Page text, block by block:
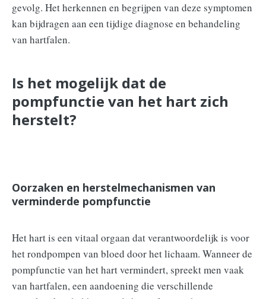
gevolg. Het herkennen en begrijpen van deze symptomen
kan bijdragen aan een tijdige diagnose en behandeling
van hartfalen.
Is het mogelijk dat de
pompfunctie van het hart zich
herstelt?
Oorzaken en herstelmechanismen van
verminderde pompfunctie
Het hart is een vitaal orgaan dat verantwoordelijk is voor
het rondpompen van bloed door het lichaam. Wanneer de
pompfunctie van het hart vermindert, spreekt men vaak
van hartfalen, een aandoening die verschillende